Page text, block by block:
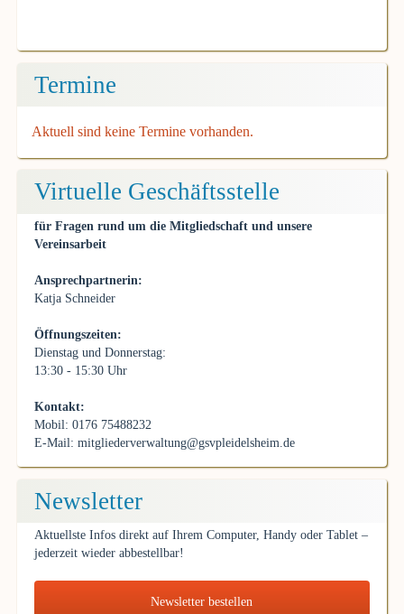
Termine
Aktuell sind keine Termine vorhanden.
Virtuelle Geschäftsstelle
für Fragen rund um die Mitgliedschaft und unsere
Vereinsarbeit
Ansprechpartnerin:
Katja Schneider
Öffnungszeiten:
Dienstag und Donnerstag:
13:30 - 15:30 Uhr
Kontakt:
Mobil: 0176 75488232
E-Mail: mitgliederverwaltung@gsvpleidelsheim.de
Newsletter
Aktuellste Infos direkt auf Ihrem Computer, Handy oder Tablet –
jederzeit wieder abbestellbar!
Newsletter bestellen